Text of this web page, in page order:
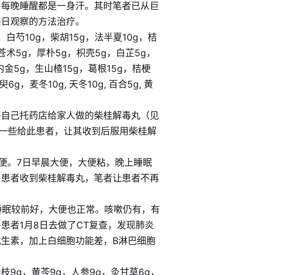
晚睡醒都是一身汗。其时笔者已从巨
观察的方法治疗。
白芍10g，柴胡15g，法半夏10g，桔
5g，厚朴5g，枳壳5g，白芷5g，
5g，生山楂15g，葛根15g，桔梗
6g，麦冬10g, 天冬10g, 百合5g, 黄
己托药店给家人做的柴桂解毒丸（见
些给此患者，让其收到后服用柴桂解
。7日早晨大便，大便粘，晚上睡眠
者收到柴桂解毒丸，笔者让患者不再
较前好，大便也正常。咳嗽仍有，有
者1月8日去做了CT复查，发现肺炎
素，加上白细胞功能差，B淋巴细胞
9g，黄芩9g，人参9g，灸甘草6g，